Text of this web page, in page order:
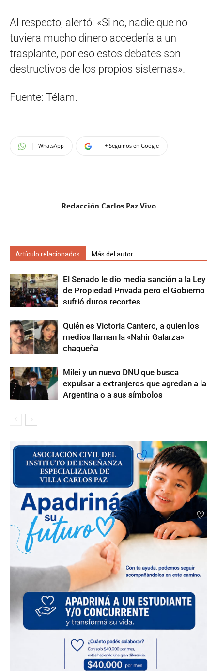
Al respecto, alertó: «Si no, nadie que no
tuviera mucho dinero accedería a un
trasplante, por eso estos debates son
destructivos de los propios sistemas».
Fuente: Télam.
WhatsApp + Seguinos en Google
Redacción Carlos Paz Vivo
Artículo relacionados Más del autor
El Senado le dio media sanción a la Ley
de Propiedad Privada pero el Gobierno
sufrió duros recortes
Quién es Victoria Cantero, a quien los
medios llaman la «Nahir Galarza»
chaqueña
Milei y un nuevo DNU que busca
expulsar a extranjeros que agredan a la
Argentina o a sus símbolos